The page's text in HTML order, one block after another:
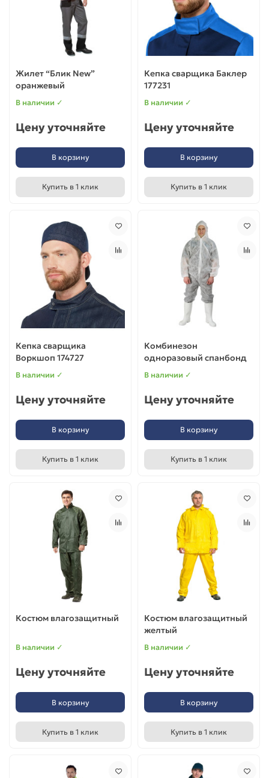
Жилет “Блик New”
оранжевый
В наличии ✓
Цену уточняйте
В корзину
Купить в 1 клик
Кепка сварщика Баклер
177231
В наличии ✓
Цену уточняйте
В корзину
Купить в 1 клик
Кепка сварщика
Воркшоп 174727
В наличии ✓
Цену уточняйте
В корзину
Купить в 1 клик
Комбинезон
одноразовый спанбонд
В наличии ✓
Цену уточняйте
В корзину
Купить в 1 клик
Костюм влагозащитный
В наличии ✓
Цену уточняйте
В корзину
Купить в 1 клик
Костюм влагозащитный
желтый
В наличии ✓
Цену уточняйте
В корзину
Купить в 1 клик